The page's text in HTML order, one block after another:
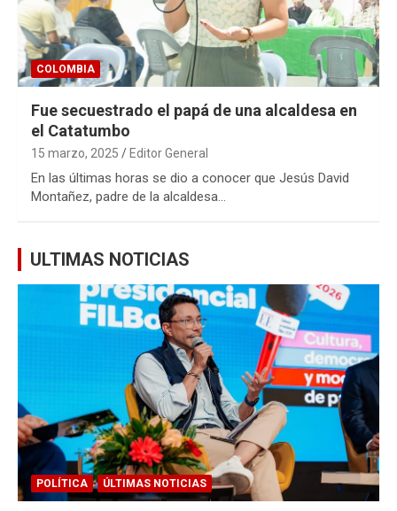
COLOMBIA
Fue secuestrado el papá de una alcaldesa en
el Catatumbo
15 marzo, 2025 Editor General
En las últimas horas se dio a conocer que Jesús David
Montañez, padre de la alcaldesa…
ULTIMAS NOTICIAS
POLÍTICA ÚLTIMAS NOTICIAS